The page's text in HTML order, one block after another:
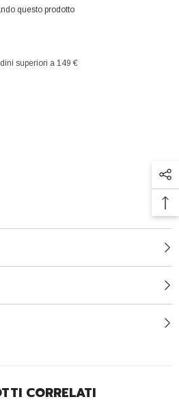
questo prodotto
superiori a 149 €
CORRELATI